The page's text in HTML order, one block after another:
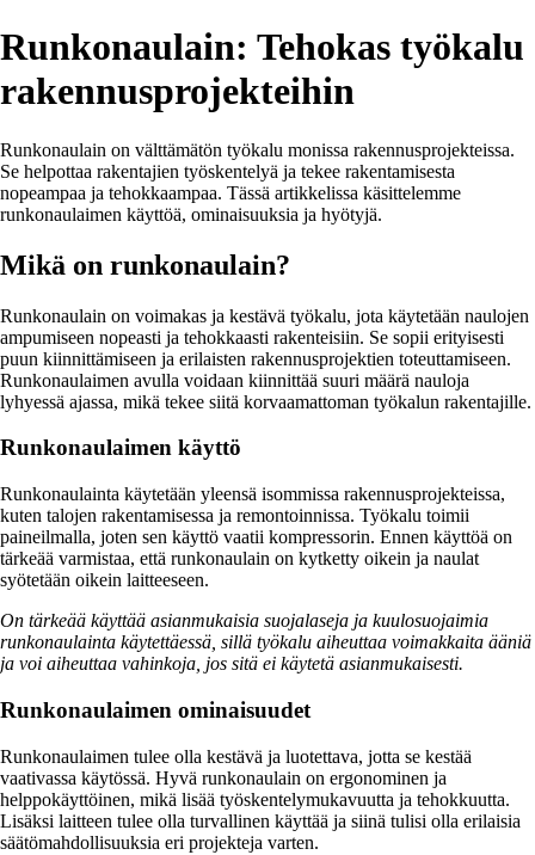
Runkonaulain: Tehokas työkalu
rakennusprojekteihin
Runkonaulain on välttämätön työkalu monissa rakennusprojekteissa.
Se helpottaa rakentajien työskentelyä ja tekee rakentamisesta
nopeampaa ja tehokkaampaa. Tässä artikkelissa käsittelemme
runkonaulaimen käyttöä, ominaisuuksia ja hyötyjä.
Mikä on runkonaulain?
Runkonaulain on voimakas ja kestävä työkalu, jota käytetään naulojen
ampumiseen nopeasti ja tehokkaasti rakenteisiin. Se sopii erityisesti
puun kiinnittämiseen ja erilaisten rakennusprojektien toteuttamiseen.
Runkonaulaimen avulla voidaan kiinnittää suuri määrä nauloja
lyhyessä ajassa, mikä tekee siitä korvaamattoman työkalun rakentajille.
Runkonaulaimen käyttö
Runkonaulainta käytetään yleensä isommissa rakennusprojekteissa,
kuten talojen rakentamisessa ja remontoinnissa. Työkalu toimii
paineilmalla, joten sen käyttö vaatii kompressorin. Ennen käyttöä on
tärkeää varmistaa, että runkonaulain on kytketty oikein ja naulat
syötetään oikein laitteeseen.
On tärkeää käyttää asianmukaisia suojalaseja ja kuulosuojaimia
runkonaulainta käytettäessä, sillä työkalu aiheuttaa voimakkaita ääniä
ja voi aiheuttaa vahinkoja, jos sitä ei käytetä asianmukaisesti.
Runkonaulaimen ominaisuudet
Runkonaulaimen tulee olla kestävä ja luotettava, jotta se kestää
vaativassa käytössä. Hyvä runkonaulain on ergonominen ja
helppokäyttöinen, mikä lisää työskentelymukavuutta ja tehokkuutta.
Lisäksi laitteen tulee olla turvallinen käyttää ja siinä tulisi olla erilaisia
säätömahdollisuuksia eri projekteja varten.